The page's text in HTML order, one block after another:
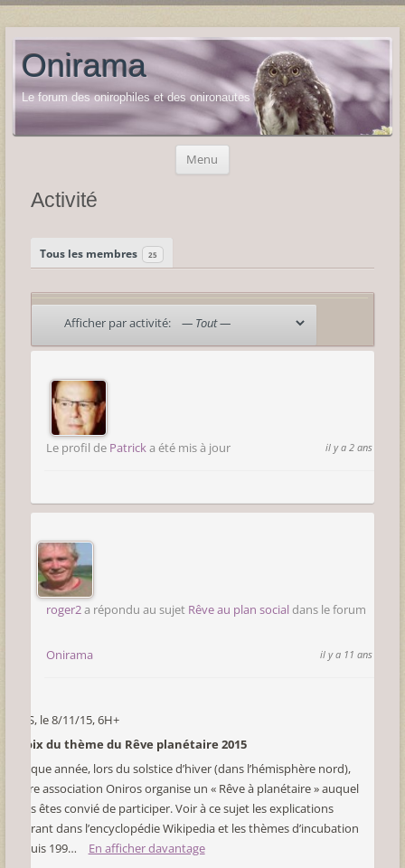
Onirama
Le forum des onirophiles et des onironautes
Menu
Activité
Tous les membres 25
Afficher par activité:
Le profil de Patricka été mis à jour il y a 2 ans
roger2a répondu au sujet Rêve au plan socialdans le forum
Onirama il y a 11 ans
CMS, le 8/11/15, 6H+
Choix du thème du Rêve planétaire 2015
Chaque année, lors du solstice d’hiver (dans l’hémisphère nord),
notre association Oniros organise un « Rêve à planétaire » auquel
vous êtes convié de participer. Voir à ce sujet les explications
figurant dans l’encyclopédie Wikipedia et les thèmes d’incubation
depuis 199…
En afficher davantage